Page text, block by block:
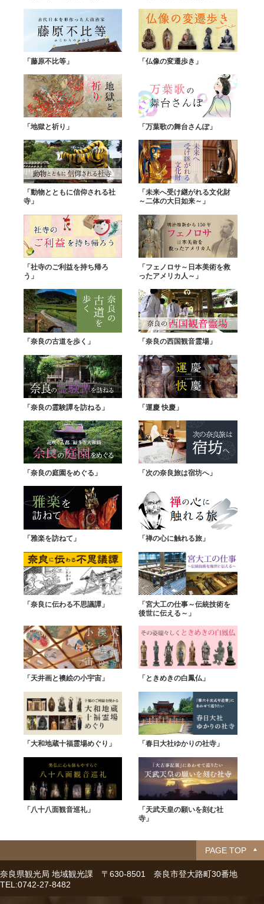
「藤原不比等」 「仏像の変遷歩き」
「地獄と祈り」 「万葉歌の舞台さんぽ」
「動物とともに信仰される社
寺」
「未来へ受け継がれる文化財
～二体の大日如来～」
「社寺のご利益を持ち帰ろ
う」
「フェノロサ～日本美術を救
ったアメリカ人～」
「奈良の古道を歩く」 「奈良の西国観音霊場」
「奈良の霊験譚を訪ねる」 「運慶 快慶」
「奈良の庭園をめぐる」 「次の奈良旅は宿坊へ」
「雅楽を訪ねて」 「禅の心に触れる旅」
「奈良に伝わる不思議譚」
「宮大工の仕事～伝統技術を
後世に伝える～」
「天井画と襖絵の小宇宙」 「ときめきの白鳳仏」
「大和地蔵十福霊場めぐり」 「春日大社ゆかりの社寺」
「八十八面観音巡礼」
「天武天皇の願いを刻む社
寺」
PAGE TOP
奈良県観光局 地域観光課 〒630-8501 奈良市登大路町30番地
TEL:0742-27-8482